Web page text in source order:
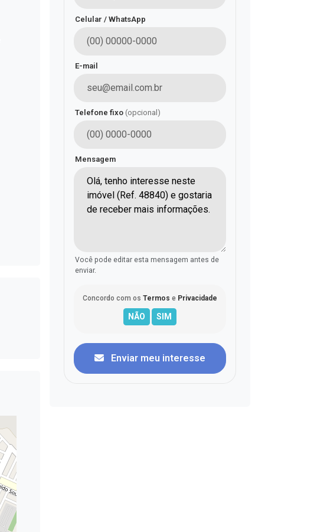
Celular / WhatsApp
E-mail
Telefone fixo (opcional)
Mensagem
Você pode editar esta mensagem antes de
enviar.
Concordo com os Termos e Privacidade
Enviar meu interesse